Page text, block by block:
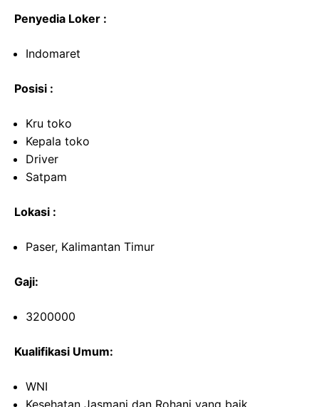
Penyedia Loker :
Indomaret
Posisi :
Kru toko
Kepala toko
Driver
Satpam
Lokasi :
Paser, Kalimantan Timur
Gaji:
3200000
Kualifikasi Umum:
WNI